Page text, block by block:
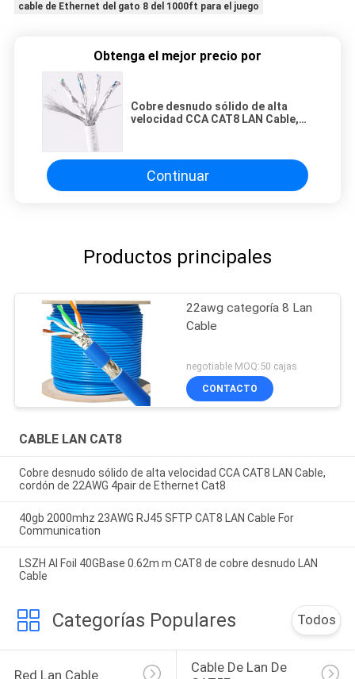
cable de Ethernet del gato 8 del 1000ft para el juego
Obtenga el mejor precio por
Cobre desnudo sólido de alta
velocidad CCA CAT8 LAN Cable,
Continuar
Productos principales
22awg categoría 8 Lan
Cable
negotiable MOQ:50 cajas
CONTACTO
CABLE LAN CAT8
Cobre desnudo sólido de alta velocidad CCA CAT8 LAN Cable,
cordón de 22AWG 4pair de Ethernet Cat8
40gb 2000mhz 23AWG RJ45 SFTP CAT8 LAN Cable For
Communication
LSZH Al Foil 40GBase 0.62m m CAT8 de cobre desnudo LAN
Cable
Categorías Populares Todos
Red Lan Cable
Cable De Lan De